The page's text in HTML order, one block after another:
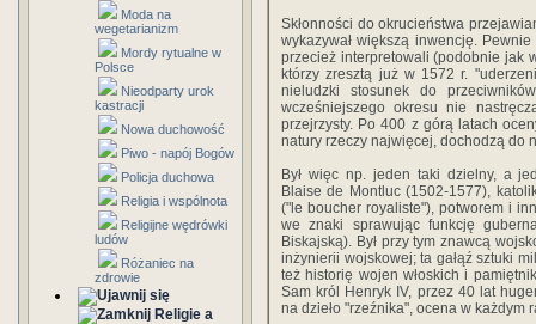
Moda na
wegetarianizm
Mordy rytualne w
Polsce
Nieodparty urok
kastracji
Nowa duchowość
Piwo - napój Bogów
Policja duchowa
Religia i wspólnota
Religijne wędrówki
ludów
Różaniec na
zdrowie
Religie a
Skłonności do okrucieństwa
wykazywał większą inwencję.
przecież interpretowali (podobnie jak
którzy zresztą już w 1572 r.
nieludzki stosunek do
wcześniejszego okresu nie
przejrzysty. Po 400 z górą latach
natury rzeczy najwięcej, dochodzą do
Był więc np. jeden taki dzielny, a
Blaise de Montluc (1502-1577),
("le boucher royaliste"), potworem i
we znaki sprawując funkcję
Biskajską). Był przy tym znawcą
inżynierii wojskowej; ta gałąź sztuki
też historię wojen włoskich i
Sam król Henryk IV, przez 40 lat
na dzieło "rzeźnika", ocena w każdym